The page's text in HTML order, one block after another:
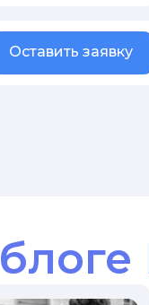
Оставить заявку